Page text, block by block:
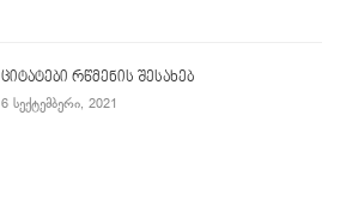
ციტატები რწმენის შესახებ
6 სექტემბერი, 2021